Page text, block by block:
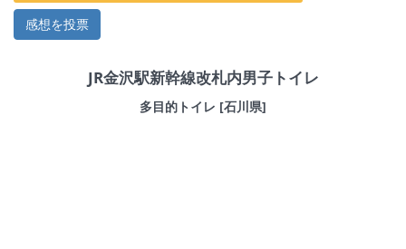
他金沢駅駅西広場トイレ
金沢駅駅西広場トイレ
JR金沢駅新幹線改札内男子トイレ
多目的トイレ [石川県]